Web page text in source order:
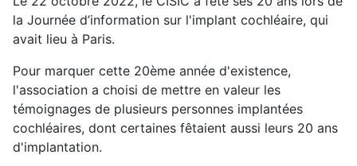
la Journée d’information sur l'implant cochléaire, qui
avait lieu à Paris.
Pour marquer cette 20ème année d'existence,
l'association a choisi de mettre en valeur les
témoignages de plusieurs personnes implantées
cochléaires, dont certaines fêtaient aussi leurs 20 ans
d'implantation.